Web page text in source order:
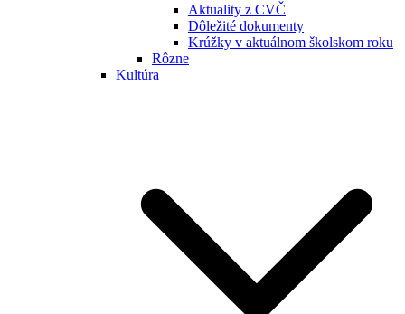
Aktuality z CVČ
Dôležité dokumenty
Krúžky v aktuálnom školskom roku
Rôzne
Kultúra